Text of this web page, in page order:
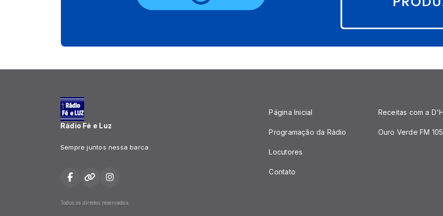
Rádio Fé e Luz
Sempre juntos nessa barca
Página Inicial
Programação da Rádio
Locutores
Contato
Receitas com a
Ouro Verde FM
Todos os direitos reservados.